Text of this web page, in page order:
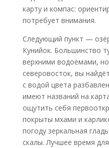
карту и компас:
потребует внимания.
Следующий пункт —
Кунийок. Большинство
верхними водоёмами,
северовосток, вы
с водой цвета
имеют названий на
ощутить себя
покрыты мхами и
погоду зеркальная
скалы. Лучшее время